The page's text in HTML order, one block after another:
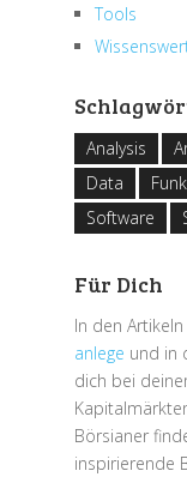
Tools
Analysis
Data
Software
Für Dich
In den Artikeln
anlege und in
dich bei
Börsianer
inspirierende